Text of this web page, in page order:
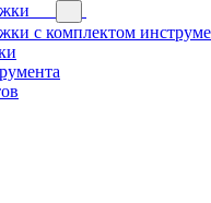
с комплектом